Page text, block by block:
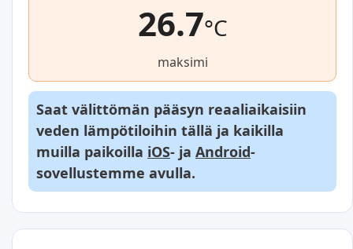
26.7°C
maksimi
Saat välittömän pääsyn reaaliaikaisiin
veden lämpötiloihin tällä ja kaikilla
muilla paikoilla iOS- ja Android-
sovellustemme avulla.